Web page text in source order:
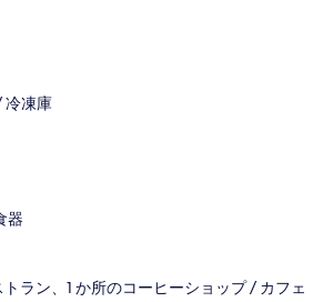
冷凍庫
器
ラン、1 か所のコーヒーショップ / カフェ